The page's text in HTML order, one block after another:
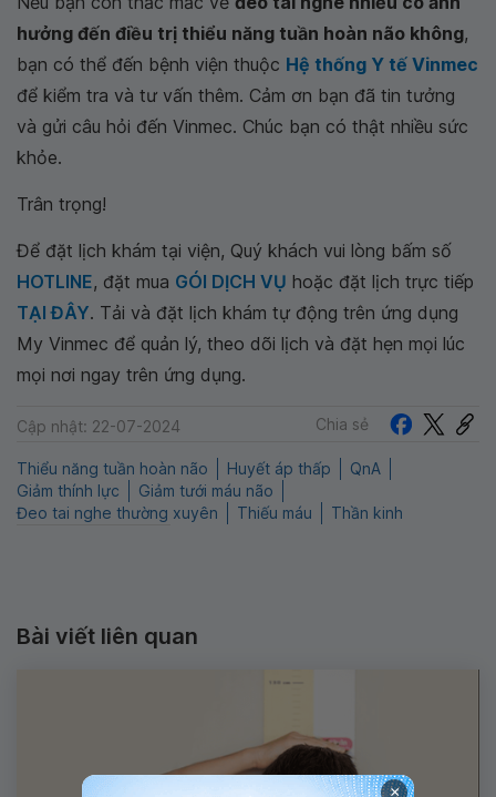
hưởng đến điều trị thiểu năng tuần hoàn não không,
bạn có thể đến bệnh viện thuộc Hệ thống Y tế Vinmec
để kiểm tra và tư vấn thêm. Cảm ơn bạn đã tin tưởng
và gửi câu hỏi đến Vinmec. Chúc bạn có thật nhiều sức
khỏe.
Trân trọng!
Để đặt lịch khám tại viện, Quý khách vui lòng bấm số
HOTLINE, đặt mua GÓI DỊCH VỤ hoặc đặt lịch trực tiếp
TẠI ĐÂY. Tải và đặt lịch khám tự động trên ứng dụng
My Vinmec để quản lý, theo dõi lịch và đặt hẹn mọi lúc
mọi nơi ngay trên ứng dụng.
Cập nhật: 22-07-2024 Chia sẻ
Thiểu năng tuần hoàn não Huyết áp thấp
QnA
Giảm thính lực
Giảm tưới máu não
Đeo tai nghe thường xuyên
Thiếu máu Thần kinh
Bài viết liên quan
×